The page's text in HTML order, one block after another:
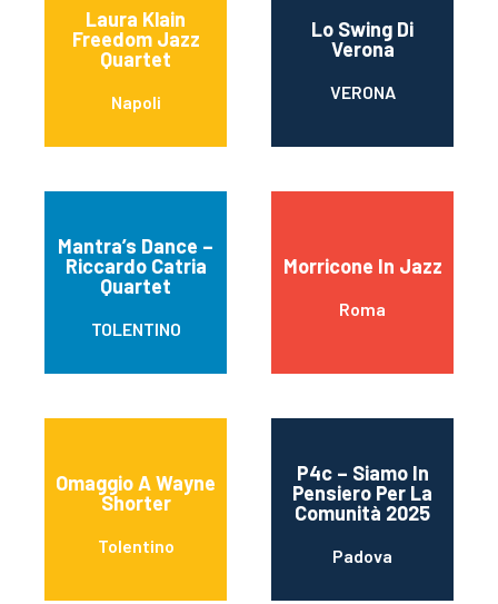
Laura Klain
Freedom Jazz
Quartet
Napoli
Lo Swing Di
Verona
VERONA
Mantra’s Dance –
Riccardo Catria
Quartet
TOLENTINO
Morricone In Jazz
Roma
Omaggio A Wayne
Shorter
Tolentino
P4c – Siamo In
Pensiero Per La
Comunità 2025
Padova